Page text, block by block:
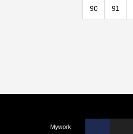
90 91
Mywork